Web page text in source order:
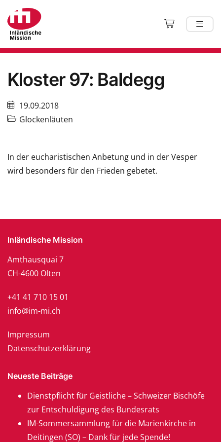
Kloster 97: Baldegg
19.09.2018
Glockenläuten
In der eucharistischen Anbetung und in der Vesper
wird besonders für den Frieden gebetet.
Inländische Mission
Amthausquai 7
CH-4600 Olten
+41 41 710 15 01
info@im-mi.ch
Impressum
Datenschutzerklärung
Neueste Beiträge
Dienstpflicht für Geistliche – Schweizer Bischöfe
zur Entschuldigung des Bundesrats
IM-Sommersammlung für die Marienkirche in
Deitingen (SO) – Dank für jede Spende!